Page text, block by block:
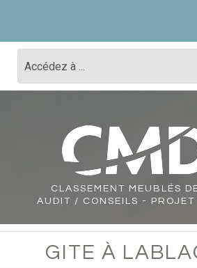
CLASSEMENT
MEUBLÉS
AUDIT / CONSEILS - PROJET
GITE À